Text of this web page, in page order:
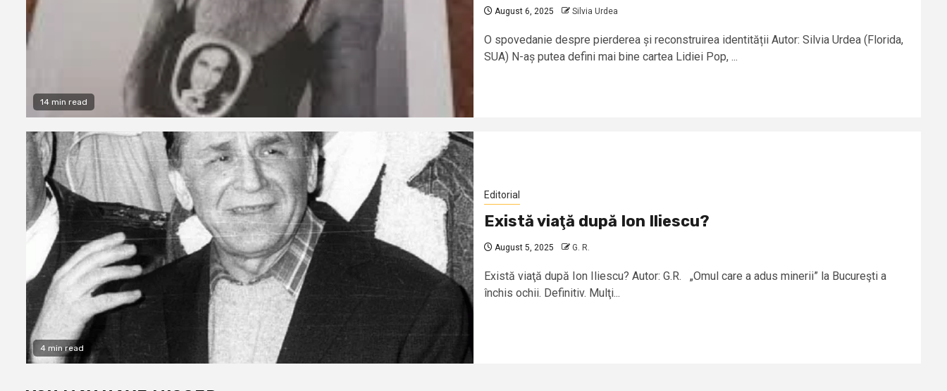
14 min read
August 6, 2025 Silvia Urdea
O spovedanie despre pierderea și reconstruirea identității Autor: Silvia Urdea (Florida,
SUA) N-aș putea defini mai bine cartea Lidiei Pop, ...
4 min read
Editorial
Există viaţă după Ion Iliescu?
August 5, 2025 G. R.
Există viaţă după Ion Iliescu? Autor: G.R. „Omul care a adus minerii” la Bucureşti a
închis ochii. Definitiv. Mulţi...